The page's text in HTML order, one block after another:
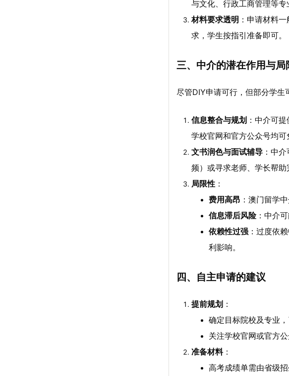
与文化、行政工商管理等专
材料要求透明 ：申请材料
求，学生按指引准备即可。
三、中介的潜在作用与局
尽管DIY申请可行，但部分学生
信息整合与规划 ：中介可
学校官网和官方公众号均可
文书润色与面试辅导 ：中
频）或寻求老师、学长帮助
局限性 ：
费用高昂 ：澳门留学
信息滞后风险：中介
依赖性过强 ：过度依
利影响。
四、自主申请的建议
提前规划 ：
确定目标院校及专业
关注学校官网或官方
准备材料：
高考成绩单需由省级